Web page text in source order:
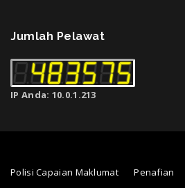
Jumlah Pelawat
IP Anda: 10.0.1.213
Polisi Capaian Maklumat Penafian